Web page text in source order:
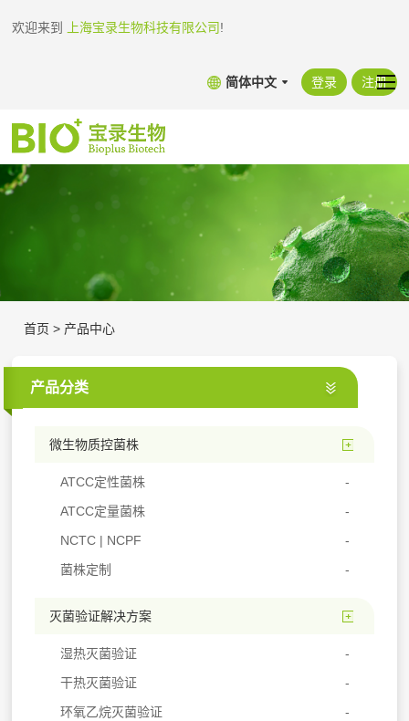
欢迎来到 上海宝录生物科技有限公司!
简体中文 登录 注册
首页 > 产品中心
产品分类
微生物质控菌株
ATCC定性菌株
ATCC定量菌株
NCTC | NCPF
菌株定制
灭菌验证解决方案
湿热灭菌验证
干热灭菌验证
环氧乙烷灭菌验证